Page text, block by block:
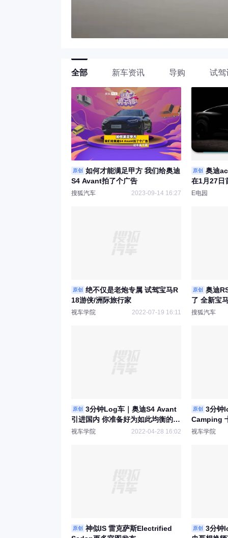
全部 新车资讯 导购 试驾
原创
如何才能满足甲方 我们给奥迪
S4 Avant拍了个广告
搜狐汽车 2023-09-14 16:27
原创
奥迪
在1月27日
E电园
原创
绝不仅是老炮专属 试驾宝马R
18游侠/洲际旅行家
视车学院 2022-07-19 16:11
原创
奥迪
了 全新宝
搜狐汽车
原创
3分钟Log车｜奥迪S4 Avant
引进国内 你准备好为如此均衡的瓦
罐买单了吗？
视车学院 2022-04-28 16:02
原创
3分钟
Camping
罗
视车学院
原创
神似IS 雷克萨斯Electrified
原创
3分钟